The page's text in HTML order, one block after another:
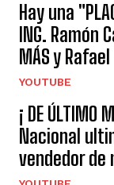
Hay una
ING. Ramón
MÁS y Rafael
YOUTUBE
¡ DE ÚLTIMO
Nacional
vendedor